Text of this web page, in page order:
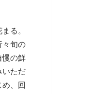
る。
々旬の
慢の鮮
いただ
、回